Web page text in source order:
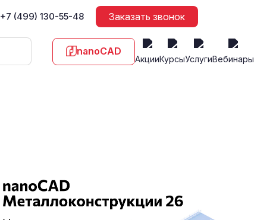
+7 (499) 130-55-48 Заказать звонок
nanoCAD
АкцииКурсыУслугиВебинары